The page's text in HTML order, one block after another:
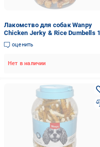
Лакомство для собак Wanpy
Chicken Jerky & Rice Dumbells 1
кг
оценить
Нет в наличии